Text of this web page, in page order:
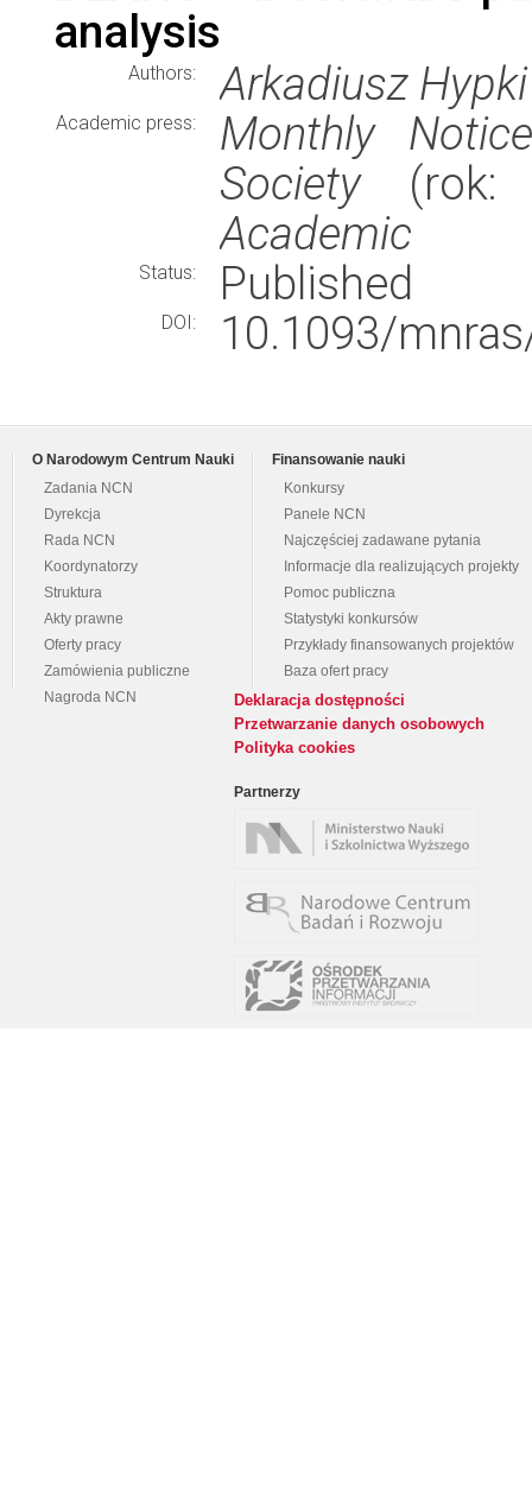
analysis
Authors: Arkadiusz Hypki
Academic press:
Monthly
Society(rok:
Academic
Status: Published
DOI: 10.1093/
O Narodowym Centrum Nauki
Zadania NCN
Dyrekcja
Rada NCN
Koordynatorzy
Struktura
Akty prawne
Oferty pracy
Zamówienia publiczne
Nagroda NCN
Finansowanie nauki
Konkursy
Panele NCN
Najczęściej zadawane pytania
Informacje dla realizujących projekty
Pomoc publiczna
Statystyki konkursów
Przykłady finansowanych projektów
Baza ofert pracy
Deklaracja dostępności
Przetwarzanie danych osobowych
Polityka cookies
Partnerzy